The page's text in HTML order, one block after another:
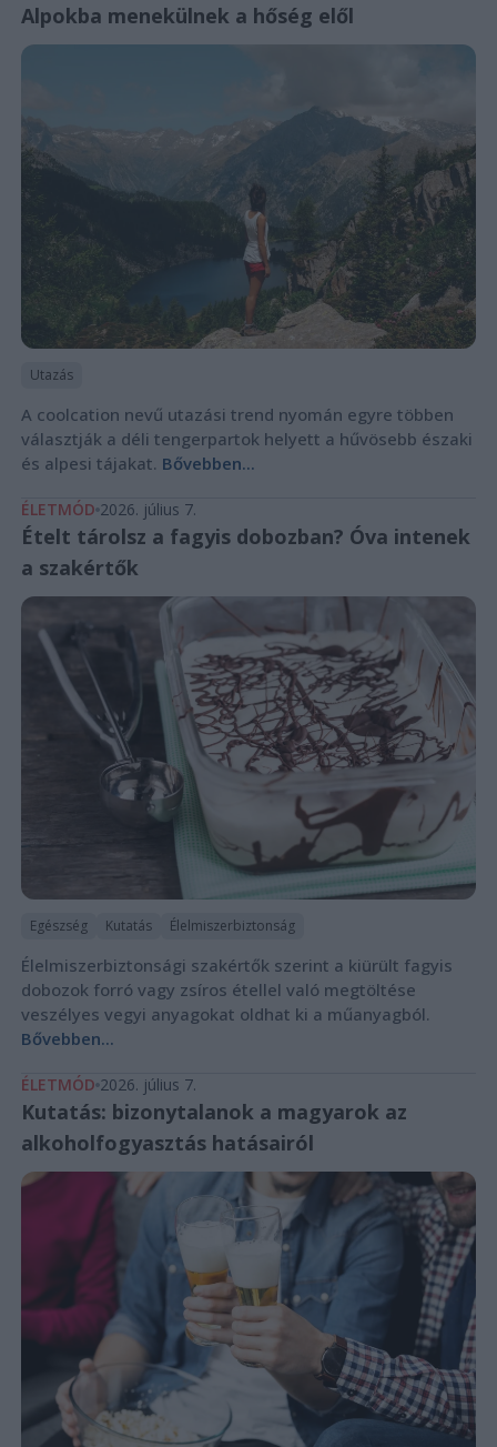
Alpokba menekülnek a hőség elől
Utazás
A coolcation nevű utazási trend nyomán egyre többen
választják a déli tengerpartok helyett a hűvösebb északi
és alpesi tájakat. Bővebben...
ÉLETMÓD 2026. július 7.
Ételt tárolsz a fagyis dobozban? Óva intenek
a szakértők
Egészség Kutatás Élelmiszerbiztonság
Élelmiszerbiztonsági szakértők szerint a kiürült fagyis
dobozok forró vagy zsíros étellel való megtöltése
veszélyes vegyi anyagokat oldhat ki a műanyagból.
Bővebben...
ÉLETMÓD 2026. július 7.
Kutatás: bizonytalanok a magyarok az
alkoholfogyasztás hatásairól